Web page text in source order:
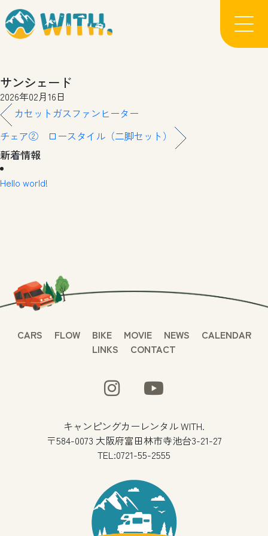
サンシェード
2026年02月16日
カセットガスファンヒーター
チェア② ロースタイル（二脚セット）
新着情報
Hello world!
CARS FLOW BIKE MOVIE NEWS
CALENDAR
LINKS
CONTACT
キャンピングカーレンタル WITH.
〒584-0073 大阪府富田林市寺池台3-21-27
TEL:0721-55-2555